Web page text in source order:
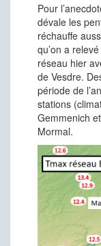
Pour
dévale les
réchauffe
qu’on a
réseau hier
de Vesdre.
période de
stations
Gemmenich
Mormal.